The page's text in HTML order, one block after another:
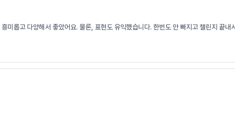
미롭고 다양해서 좋았어요. 물론, 표현도 유익했습니다. 한번도 안 빠지고 챌린지 끝